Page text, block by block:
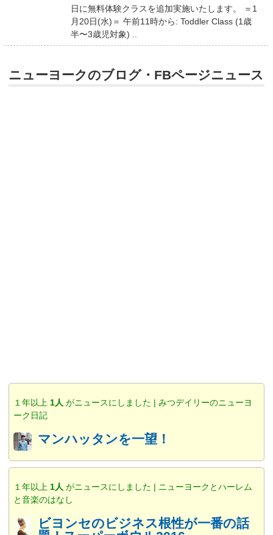
日に無料体験クラスを追加実施いたします。 ＝1
月20日(水)＝ 午前11時から: Toddler Class (1歳
半〜3歳児対象) ..
ニューヨークのブログ・FBページニュース
１年以上 1人 がニュースにしました | みつデイリーのニューヨ
ーク日記
マンハッタンを一望！
１年以上 1人 がニュースにしました | ニューヨークとハーレム
と音楽のはなし
ビヨンセのビジネス根性が一番の話